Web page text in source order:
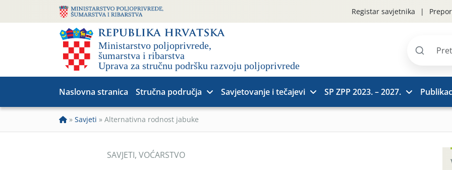
Registar savjetnika
Pretraži
Naslovna stranica Stručna područja Savjetovanje i tečajevi SP ZPP 2023. – 2027.
» Savjeti » Alternativna rodnost jabuke
SAVJETI, VOĆARSTVO